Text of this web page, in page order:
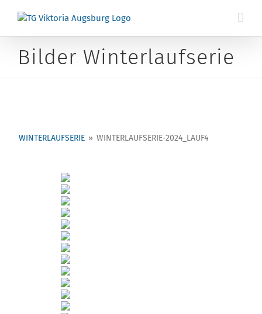
Inhalt
Bilder Winterlaufserie
WINTERLAUFSERIE » WINTERLAUFSERIE-2024_LAUF4